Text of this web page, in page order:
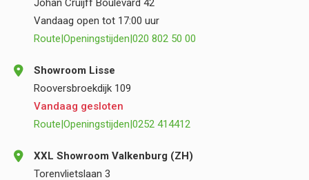
Johan Cruijff Boulevard 42
Vandaag open tot 17:00 uur
Route Openingstijden 020 802 50 00
Showroom Lisse
Rooversbroekdijk 109
Vandaag gesloten
Route Openingstijden 0252 414412
XXL Showroom Valkenburg (ZH)
Torenvlietslaan 3